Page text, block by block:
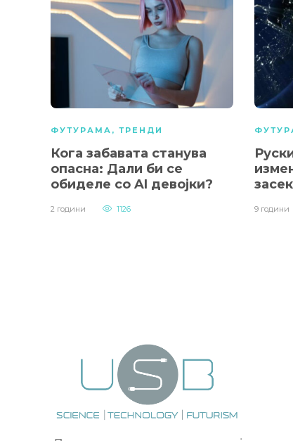
ФУТУРАМА , ТРЕНДИ
Кога забавата станува
опасна: Дали би се
обиделе со AI девојки?
2 години 1126 9 години